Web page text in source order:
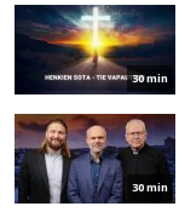
30 min
30 min